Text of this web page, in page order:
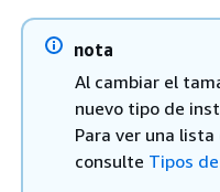
nota
Al cambiar el
nuevo tipo de
Para ver una
consulte Tipos